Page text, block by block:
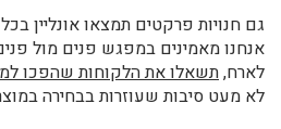
גם חנויות פרקטים תמצאו אונליין
אנחנו מאמינים במפגש פנים מול
לארח,תשאלו את הלקוחות שהפכו
לא מעט סיבות שעוזרות בבחירה